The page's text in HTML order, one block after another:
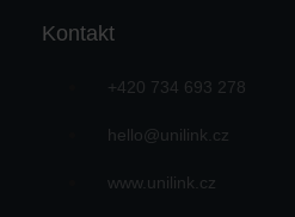
Kontakt
+420 734 693 278
hello@unilink.cz
www.unilink.cz